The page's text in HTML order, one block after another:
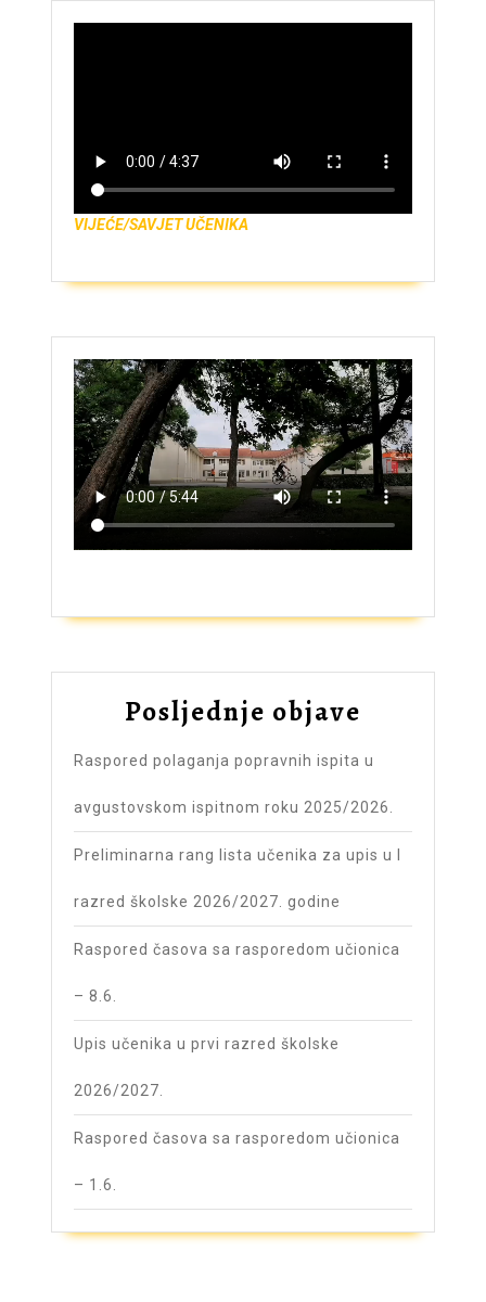
VIJEĆE/SAVJET UČENIKA
Posljednje objave
Raspored polaganja popravnih ispita u
avgustovskom ispitnom roku 2025/2026.
Preliminarna rang lista učenika za upis u I
razred školske 2026/2027. godine
Raspored časova sa rasporedom učionica
– 8.6.
Upis učenika u prvi razred školske
2026/2027.
Raspored časova sa rasporedom učionica
– 1.6.